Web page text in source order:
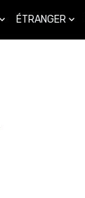
ÉTRANGER